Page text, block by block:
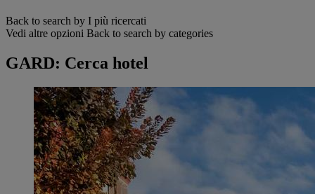
Back to search by I più ricercati
Vedi altre opzioni Back to search by categories
GARD: Cerca hotel